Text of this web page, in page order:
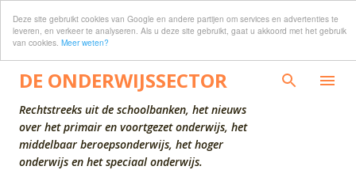
Deze site gebruikt cookies van Google en andere partijen om services en advertenties te
leveren, en verkeer te analyseren. Als u deze site gebruikt, gaat u akkoord met het gebruik
van cookies. Meer weten?
Doorgaan naar hoofdcontent
DE ONDERWIJSSECTOR
Rechtstreeks uit de schoolbanken, het nieuws
over het primair en voortgezet onderwijs, het
middelbaar beroepsonderwijs, het hoger
onderwijs en het speciaal onderwijs.